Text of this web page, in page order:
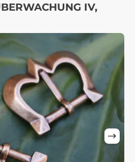
IV,